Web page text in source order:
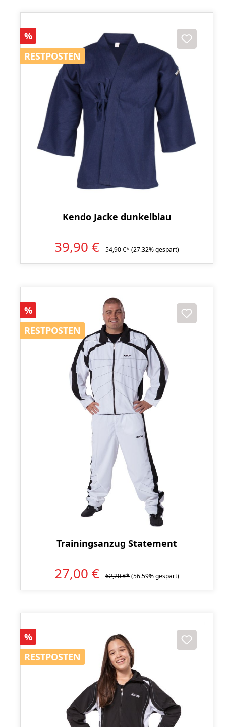
Rabatt
%
RESTPOSTEN
RESTPOSTEN
Kendo Jacke dunkelblau
39,90 € 54,90 €*(27.32% gespart)
Rabatt
%
RESTPOSTEN
RESTPOSTEN
Trainingsanzug Statement
27,00 € 62,20 €*(56.59% gespart)
Rabatt
%
RESTPOSTEN
RESTPOSTEN